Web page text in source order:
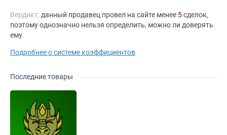
Вердикт: данный продавец провел на сайте менее 5сделок,
поэтому однозначно нельзя определить, можно ли доверять
ему.
Подробнее о системе коэффициентов
Последние товары